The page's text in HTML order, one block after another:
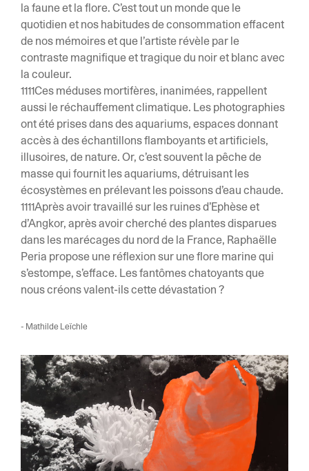
la faune et la flore. C’est tout un monde que le
quotidien et nos habitudes de consommation effacent
de nos mémoires et que l’artiste révèle par le
contraste magnifique et tragique du noir et blanc avec
la couleur.
1111Ces méduses mortifères, inanimées, rappellent
aussi le réchauffement climatique. Les photographies
ont été prises dans des aquariums, espaces donnant
accès à des échantillons flamboyants et artificiels,
illusoires, de nature. Or, c’est souvent la pêche de
masse qui fournit les aquariums, détruisant les
écosystèmes en prélevant les poissons d’eau chaude.
1111Après avoir travaillé sur les ruines d’Ephèse et
d’Angkor, après avoir cherché des plantes disparues
dans les marécages du nord de la France, Raphaëlle
Peria propose une réflexion sur une flore marine qui
s’estompe, s’efface. Les fantômes chatoyants que
nous créons valent-ils cette dévastation ?
- Mathilde Leïchle